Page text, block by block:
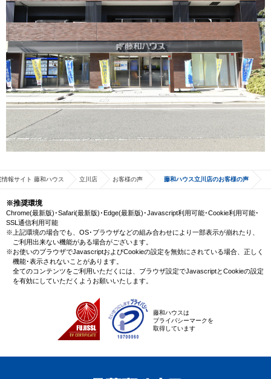
報サイト 藤和ハウス 立川店 お客様の声 藤和ハウス立川店のお客様の声
※推奨環境
Chrome(最新版)･Safari(最新版)･Edge(最新版)･Javascript利用可能･Cookie利用可能･
SSL通信利用可能
※上記環境の場合でも、OS･ブラウザなどの組み合わせにより一部表示が崩れたり、
ご利用出来ない機能がある場合がございます。
※お使いのブラウザでJavascriptおよびCookieの設定を無効にされている場合、正しく
機能･表示されないことがあります。
全てのコンテンツをご利用いただくには、ブラウザ設定でJavascriptとCookieの設定
を有効にしていただくようお願いいたします。
藤和ハウスは
プライバシーマークを
取得しています